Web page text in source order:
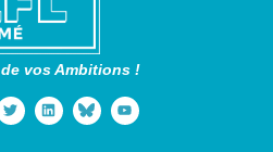
vos Ambitions !